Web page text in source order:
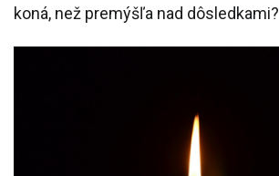
koná, než premýšľa nad dôsledkami?